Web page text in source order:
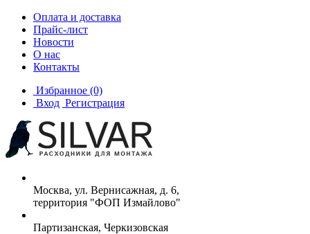
Оплата и доставка
Прайс-лист
Новости
О нас
Контакты
Избранное (0)
Вход Регистрация
Москва, ул. Вернисажная, д. 6,
территория "ФОП Измайлово"
Партизанская, Черкизовская